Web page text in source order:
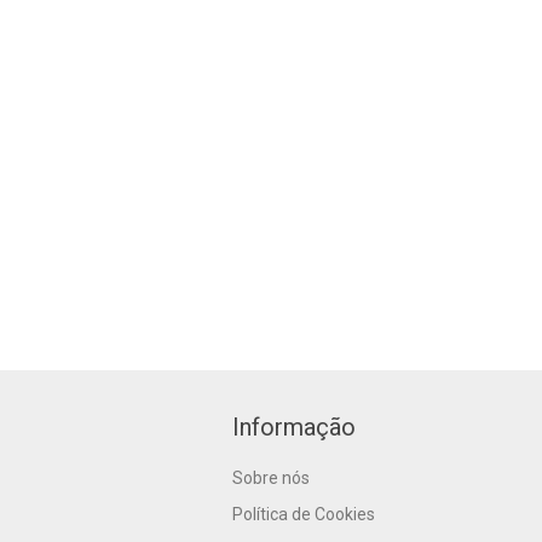
Informação
Sobre nós
Política de Cookies